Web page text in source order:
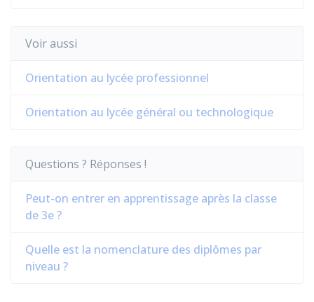
Voir aussi
Orientation au lycée professionnel
Orientation au lycée général ou technologique
Questions ? Réponses !
Peut-on entrer en apprentissage après la classe
de 3e ?
Quelle est la nomenclature des diplômes par
niveau ?